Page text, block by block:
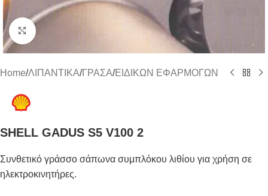
Click to enlarge
Home/ΛΙΠΑΝΤΙΚΑ/ΓΡΑΣΑ/ΕΙΔΙΚΩΝ ΕΦΑΡΜΟΓΩΝ
SHELL GADUS S5 V100 2
Συνθετικό γράσσο σάπωνα συμπλόκου λιθίου για χρήση σε
ηλεκτροκινητήρες.